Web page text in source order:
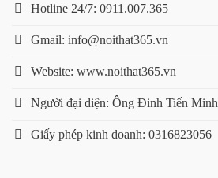
Hotline 24/7: 0911.007.365
Gmail: info@noithat365.vn
Website: www.noithat365.vn
Người đại diện: Ông Đinh Tiến Minh
Giấy phép kinh doanh: 0316823056